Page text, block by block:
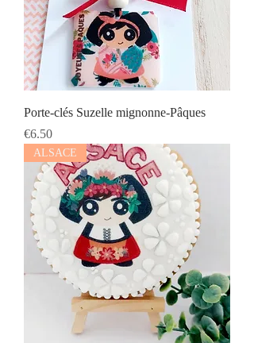
Porte-clés Suzelle mignonne-Pâques
Prix
€6.50
ALSACE